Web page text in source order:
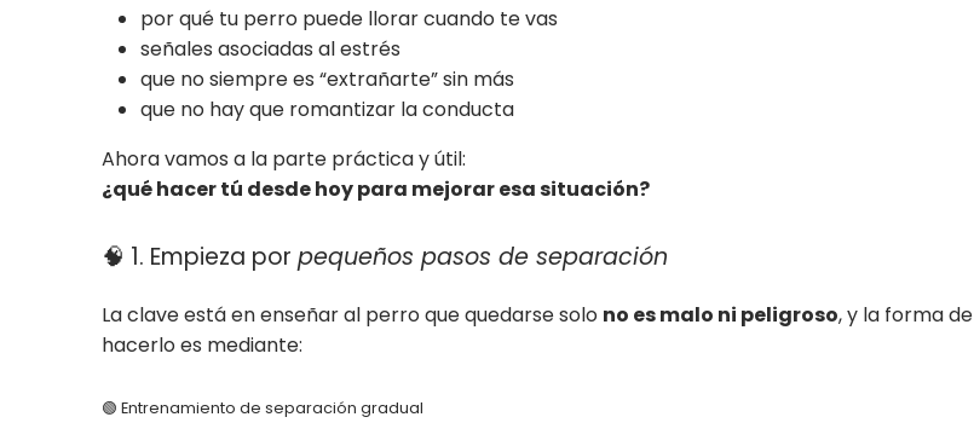
por qué tu perro puede llorar cuando te vas
señales asociadas al estrés
que no siempre es “extrañarte” sin más
que no hay que romantizar la conducta
Ahora vamos a la parte práctica y útil:
¿qué hacer tú desde hoy para mejorar esa situación?
🧠 1. Empieza por pequeños pasos de separación
La clave está en enseñar al perro que quedarse solo no es malo ni peligroso, y la forma de
hacerlo es mediante:
🟢 Entrenamiento de separación gradual